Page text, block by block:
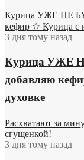
Курица УЖЕ НЕ
кефир ☆ Курица с
3 дня тому назад
Курица УЖЕ
добавляю
духовке
Расхватают за
сгущенкой!
3 дня тому назад